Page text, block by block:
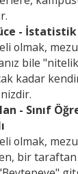
-
olmak,
bile
kadar
- Sınıf
olmak,
bir